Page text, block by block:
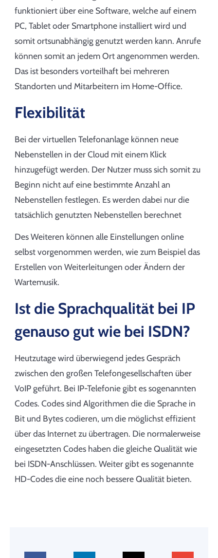
funktioniert über eine Software, welche auf einem
PC, Tablet oder Smartphone installiert wird und
somit ortsunabhängig genutzt werden kann. Anrufe
können somit an jedem Ort angenommen werden.
Das ist besonders vorteilhaft bei mehreren
Standorten und Mitarbeitern im Home-Office.
Flexibilität
Bei der virtuellen Telefonanlage können neue
Nebenstellen in der Cloud mit einem Klick
hinzugefügt werden. Der Nutzer muss sich somit zu
Beginn nicht auf eine bestimmte Anzahl an
Nebenstellen festlegen. Es werden dabei nur die
tatsächlich genutzten Nebenstellen berechnet
Des Weiteren können alle Einstellungen online
selbst vorgenommen werden, wie zum Beispiel das
Erstellen von Weiterleitungen oder Ändern der
Wartemusik.
Ist die Sprachqualität bei IP
genauso gut wie bei ISDN?
Heutzutage wird überwiegend jedes Gespräch
zwischen den großen Telefongesellschaften über
VoIP geführt. Bei IP-Telefonie gibt es sogenannten
Codes. Codes sind Algorithmen die die Sprache in
Bit und Bytes codieren, um die möglichst effizient
über das Internet zu übertragen. Die normalerweise
eingesetzten Codes haben die gleiche Qualität wie
bei ISDN-Anschlüssen. Weiter gibt es sogenannte
HD-Codes die eine noch bessere Qualität bieten.